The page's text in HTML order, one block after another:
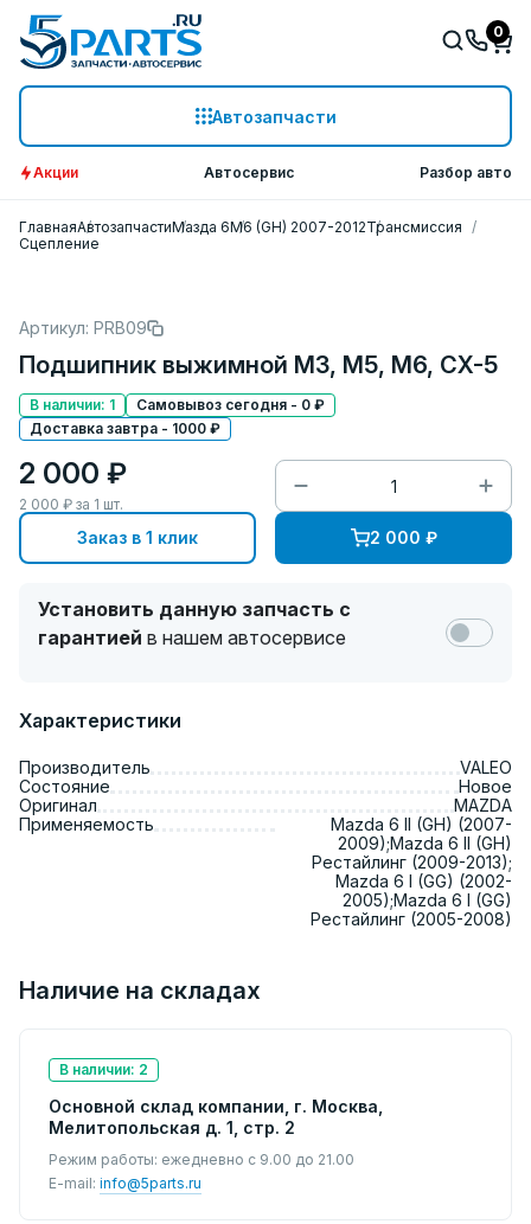
Автозапчасти
0
Акции Автосервис Разбор авто
ГлавнаяАвтозапчастиМазда 6M6 (GH) 2007-2012Трансмиссия
Сцепление
Артикул: PRB09
Подшипник выжимной M3, M5, M6, CX-5
В наличии: 1
Самовывоз сегодня - 0 ₽
Доставка завтра - 1000 ₽
2 000 ₽
2 000 ₽ за 1 шт.
Заказ в 1 клик 2 000 ₽
Установить данную запчасть с
гарантией в нашем автосервисе
Характеристики
Производитель
VALEO
Состояние
Новое
Оригинал
MAZDA
Применяемость
Mazda 6 II (GH) (2007-
2009);Mazda 6 II (GH)
Рестайлинг (2009-2013);
Mazda 6 I (GG) (2002-
2005);Mazda 6 I (GG)
Рестайлинг (2005-2008)
Наличие на складах
В наличии: 2
Основной склад компании, г. Москва,
Мелитопольская д. 1, стр. 2
Режим работы: ежедневно с 9.00 до 21.00
E-mail: info@5parts.ru